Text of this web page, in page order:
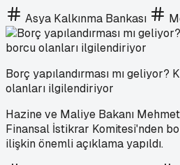
Asya Kalkınma Bankası
Borç yapılandırması mı geliyor?
olanları ilgilendiriyor
Hazine ve Maliye Bakanı
Finansal İstikrar Komitesi'nden
ilişkin önemli açıklama yapıldı.